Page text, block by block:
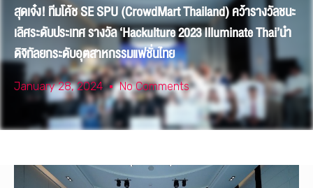
สุดเจ๋ง! ทีมโค้ช SE SPU (CrowdMart Thailand) คว้ารางวัลชนะ
เลิศระดับประเทศ รางวัล ‘Hackulture 2023 Illuminate Thai’นำ
ดิจิทัลยกระดับอุตสาหกรรมแฟชั่นไทย
January 28, 2024 No Comments